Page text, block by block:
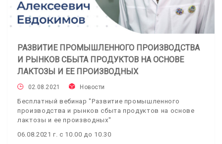
РАЗВИТИЕ ПРОМЫШЛЕННОГО ПРОИЗВОДСТВА
И РЫНКОВ СБЫТА ПРОДУКТОВ НА ОСНОВЕ
ЛАКТОЗЫ И ЕЕ ПРОИЗВОДНЫХ
02.08.2021 Новости
Бесплатный вебинар "Развитие промышленного
производства и рынков сбыта продуктов на основе
лактозы и ее производных"
06.08.2021 г. с 10.00 до 10.30